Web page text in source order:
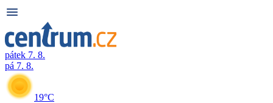
pátek 7. 8.
pá 7. 8.
19°C